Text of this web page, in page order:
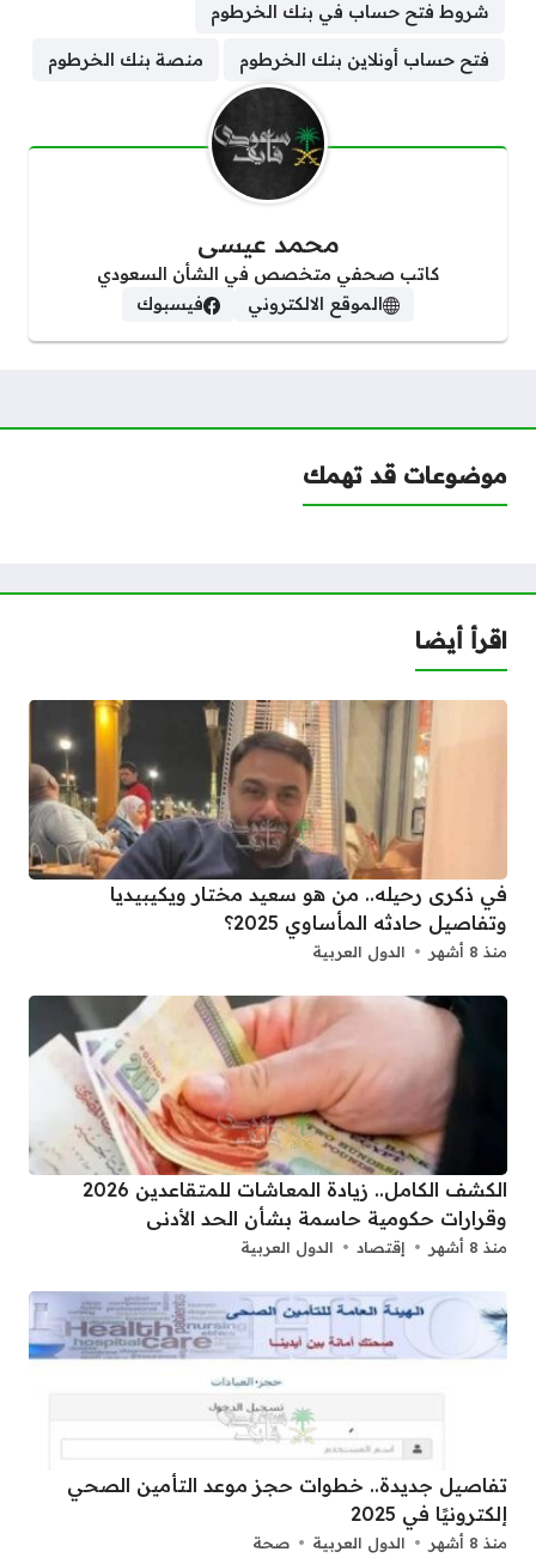
شروط فتح حساب في بنك الخرطوم
فتح حساب أونلاين بنك الخرطوم منصة بنك الخرطوم
محمد عيسى
كاتب صحفي متخصص في الشأن السعودي
الموقع الالكتروني
فيسبوك
موضوعات قد تهمك
اقرأ أيضا
في ذكرى رحيله.. من هو سعيد مختار ويكيبيديا
وتفاصيل حادثه المأساوي 2025؟
منذ 8 أشهر الدول العربية
الكشف الكامل.. زيادة المعاشات للمتقاعدين 2026
وقرارات حكومية حاسمة بشأن الحد الأدنى
منذ 8 أشهر إقتصاد الدول العربية
تفاصيل جديدة.. خطوات حجز موعد التأمين الصحي
إلكترونيًا في 2025
منذ 8 أشهر الدول العربية صحة